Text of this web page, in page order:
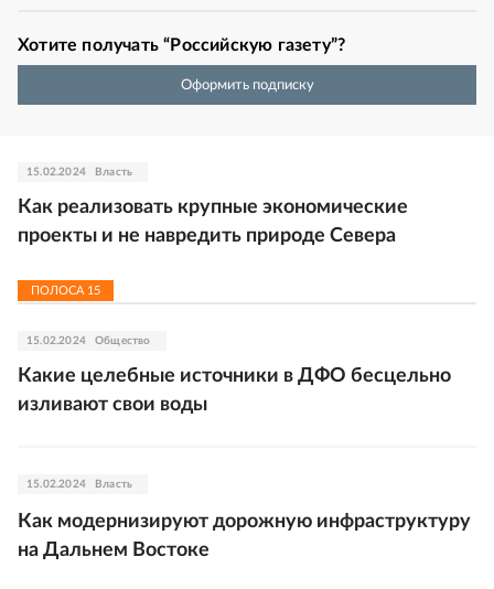
Хотите получать “Российскую газету”?
Оформить подписку
15.02.2024 Власть
Как реализовать крупные экономические
проекты и не навредить природе Севера
ПОЛОСА 15
15.02.2024 Общество
Какие целебные источники в ДФО бесцельно
изливают свои воды
15.02.2024 Власть
Как модернизируют дорожную инфраструктуру
на Дальнем Востоке